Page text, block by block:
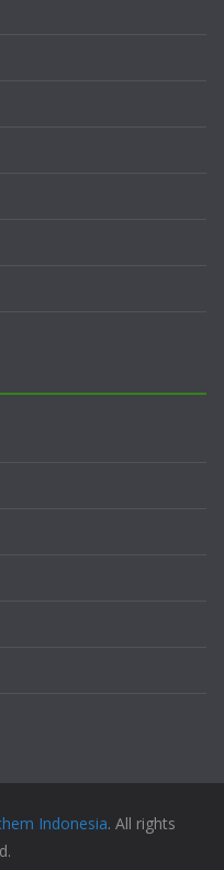
Indonesia. All rights